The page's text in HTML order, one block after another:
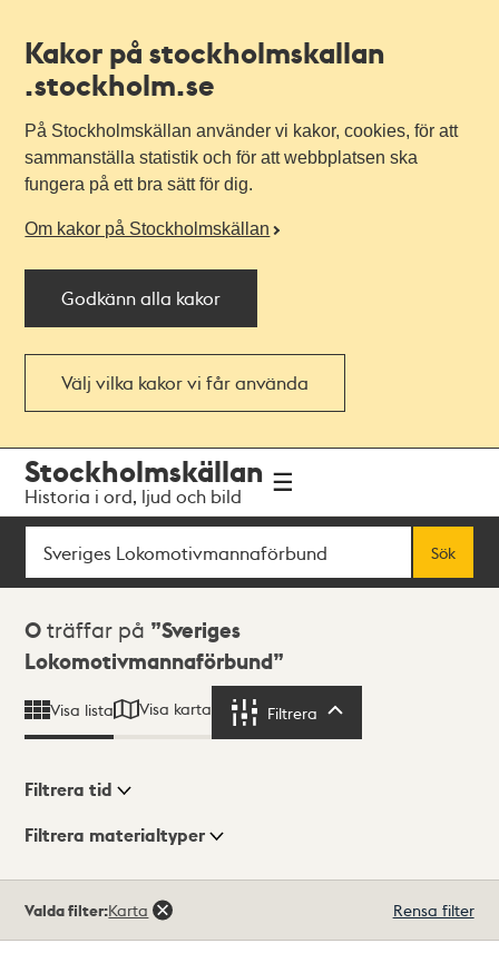
Kakor på stockholmskallan
.stockholm.se
På Stockholmskällan använder vi kakor, cookies, för att
sammanställa statistik och för att webbplatsen ska
fungera på ett bra sätt för dig.
Om kakor på Stockholmskällan
Godkänn alla kakor
Välj vilka kakor vi får använda
navigationen
huvudinnehållet
Stockholmskällan
Historia i ord, ljud och bild
Sök
Sök
Sökresultat
0 träffar på
Sveriges
Lokomotivmannaförbund
Visa lista Visa karta Filtrera
Visningsläge
Filtrera tid
Filtrera materialtyper
träffar
Valda filter:Karta Rensa filter